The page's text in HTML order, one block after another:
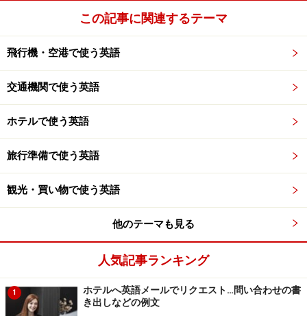
きに使うのが、こんな言い方。
■Do you have anything smaller?
（ドゥユーハヴエニスィンスモーラー）
smaller（もっと小さいの）とはすなわち、「もっと細か
いお金」のこと。例えばアメリカでは100ドル札という
のはかなりの高額紙幣というイメージで、7、8ドルのも
のを買うのに100ドル札を出したら、こんなふうに聞か
れるかもしれません。
さて、海外でクレジットカードを使う際、日本国内では
必ず耳にするあの表現、「１回でよろしいですか？」を
聞くことがないと思いませんか？ 実は、クレジットカ
ードを使うときに客が支払い回数を指定するシステム
は、海外ではそれほど一般的ではないのです。
この記事に関連するテーマ
飛行機・空港で使う英語
交通機関で使う英語
ホテルで使う英語
旅行準備で使う英語
観光・買い物で使う英語
他のテーマも見る
人気記事ランキング
1
ホテルへ英語メールでリクエスト…問い合わせの書
き出しなどの例文